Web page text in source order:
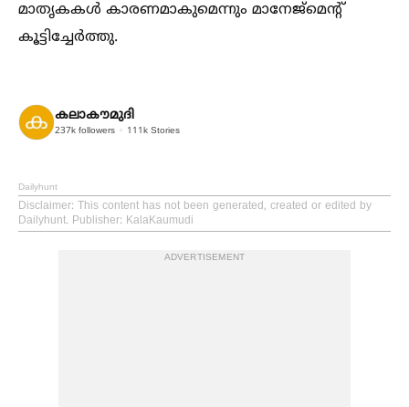
മാതൃകകള്‍ കാരണമാകുമെന്നും മാനേജ്മെന്റ്
കൂട്ടിച്ചേർത്തു.
കലാകൗമുദി
237k followers 111k Stories
Dailyhunt
Disclaimer: This content has not been generated, created or edited by
Dailyhunt. Publisher: KalaKaumudi
ADVERTISEMENT